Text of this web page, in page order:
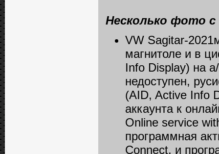
Несколько фото
VW Sagitar-
магнитоле и в
Info Displаy) на
недоступен,
(AID, Active Info
аккаунта к
Online service
программная
Connect, и